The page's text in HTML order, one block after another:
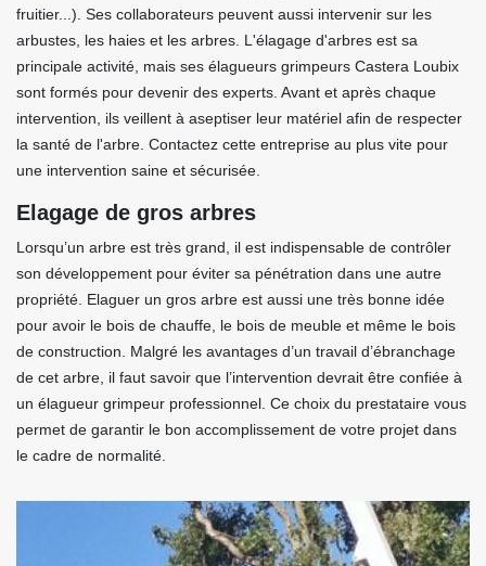
fruitier...). Ses collaborateurs peuvent aussi intervenir sur les
arbustes, les haies et les arbres. L'élagage d'arbres est sa
principale activité, mais ses élagueurs grimpeurs Castera Loubix
sont formés pour devenir des experts. Avant et après chaque
intervention, ils veillent à aseptiser leur matériel afin de respecter
la santé de l'arbre. Contactez cette entreprise au plus vite pour
une intervention saine et sécurisée.
Elagage de gros arbres
Lorsqu’un arbre est très grand, il est indispensable de contrôler
son développement pour éviter sa pénétration dans une autre
propriété. Elaguer un gros arbre est aussi une très bonne idée
pour avoir le bois de chauffe, le bois de meuble et même le bois
de construction. Malgré les avantages d’un travail d’ébranchage
de cet arbre, il faut savoir que l’intervention devrait être confiée à
un élagueur grimpeur professionnel. Ce choix du prestataire vous
permet de garantir le bon accomplissement de votre projet dans
le cadre de normalité.